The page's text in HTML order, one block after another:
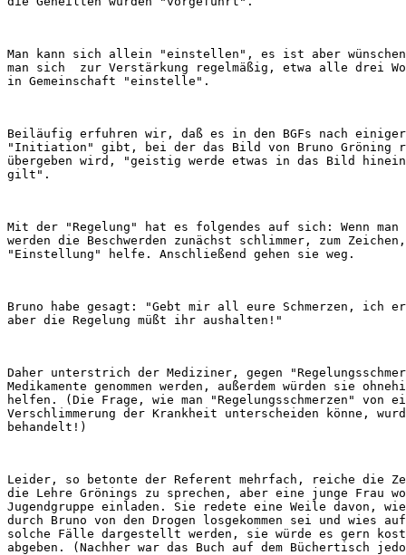
Man kann sich allein "einstellen", es ist aber
man sich  zur Verstärkung regelmäßig, etwa alle drei
Beiläufig erfuhren wir, daß es in den BGFs nach
"Initiation" gibt, bei der das Bild von Bruno
übergeben wird, "geistig werde etwas in das Bild
Mit der "Regelung" hat es folgendes auf sich: Wenn
werden die Beschwerden zunächst schlimmer, zum
Bruno habe gesagt: "Gebt mir all eure Schmerzen, ich
Daher unterstrich der Mediziner, gegen
Medikamente genommen werden, außerdem würden sie
helfen. (Die Frage, wie man "Regelungsschmerzen" von
Verschlimmerung der Krankheit unterscheiden könne,
Leider, so betonte der Referent mehrfach, reiche die
die Lehre Grönings zu sprechen, aber eine junge Frau
Jugendgruppe einladen. Sie redete eine Weile davon,
durch Bruno von den Drogen losgekommen sei und wies
solche Fälle dargestellt werden, sie würde es gern
abgeben. (Nachher war das Buch auf dem Büchertisch